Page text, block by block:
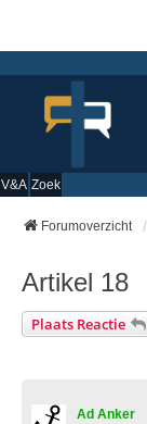
V&A Zoek
Forumoverzicht
Artikel 18
Plaats Reactie
Ad Anker